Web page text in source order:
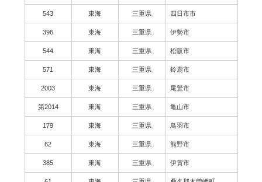
543 東海 三重県 四日市市
396 東海 三重県 伊勢市
544 東海 三重県 松阪市
571 東海 三重県 鈴鹿市
2003 東海 三重県 尾鷲市
第2014 東海 三重県 亀山市
179 東海 三重県 鳥羽市
62 東海 三重県 熊野市
385 東海 三重県 伊賀市